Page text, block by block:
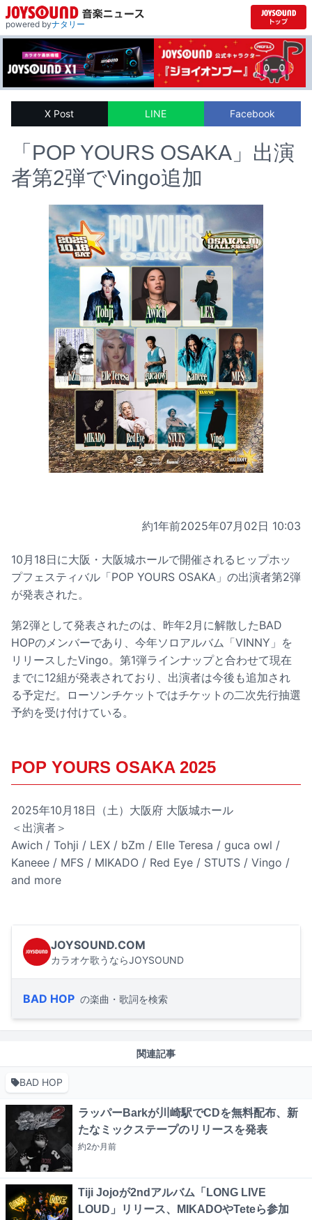
powered byナタリー
X Post LINE Facebook
「POP YOURS OSAKA」出演
者第2弾でVingo追加
約1年前2025年07月02日 10:03
10月18日に大阪・大阪城ホールで開催されるヒップホッ
プフェスティバル「POP YOURS OSAKA」の出演者第2弾
が発表された。
第2弾として発表されたのは、昨年2月に解散したBAD
HOPのメンバーであり、今年ソロアルバム「VINNY」を
リリースしたVingo。第1弾ラインナップと合わせて現在
までに12組が発表されており、出演者は今後も追加され
る予定だ。ローソンチケットではチケットの二次先行抽選
予約を受け付けている。
POP YOURS OSAKA 2025
2025年10月18日（土）大阪府 大阪城ホール
＜出演者＞
Awich / Tohji / LEX / bZm / Elle Teresa / guca owl /
Kaneee / MFS / MIKADO / Red Eye / STUTS / Vingo /
and more
JOYSOUND.COM
カラオケ歌うならJOYSOUND
BAD HOP の楽曲・歌詞を検索
関連記事
BAD HOP
ラッパーBarkが川崎駅でCDを無料配布、新
たなミックステープのリリースを発表
約2か月前
Tiji Jojoが2ndアルバム「LONG LIVE
LOUD」リリース、MIKADOやTeteら参加